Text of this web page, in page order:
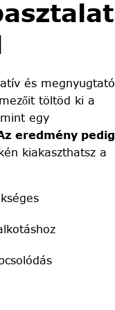
és megnyugtató
töltöd ki a
egy
eredmény pedig
kiakaszthatsz a